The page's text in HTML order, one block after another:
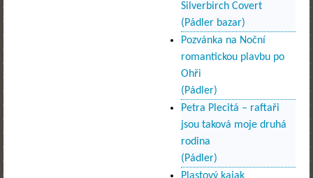
Silverbirch Covert
(Pádler bazar)
Pozvánka na Noční
romantickou plavbu po
Ohři
(Pádler)
Petra Plecitá – raftaři
jsou taková moje druhá
rodina
(Pádler)